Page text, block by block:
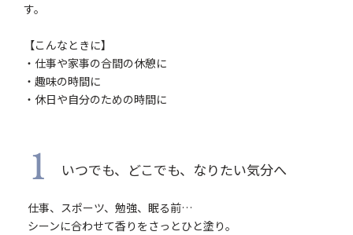
す。
【こんなときに】
・仕事や家事の合間の休憩に
・趣味の時間に
・休日や自分のための時間に
1 いつでも、どこでも、なりたい気分へ
仕事、スポーツ、勉強、眠る前…
シーンに合わせて香りをさっとひと塗り。